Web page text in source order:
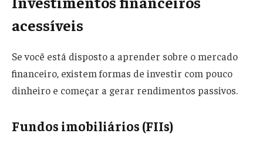
acessíveis
Se você está disposto a aprender sobre o mercado
financeiro, existem formas de investir com pouco
dinheiro e começar a gerar rendimentos passivos.
Fundos imobiliários (FIIs)